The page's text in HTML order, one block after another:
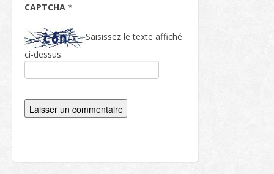
CAPTCHA *
Saisissez le texte affiché
ci-dessus: